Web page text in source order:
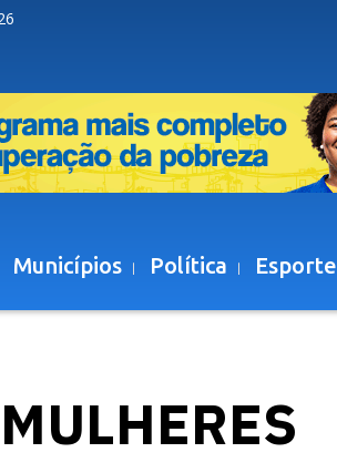
Municípios Política Esporte
MULHERES